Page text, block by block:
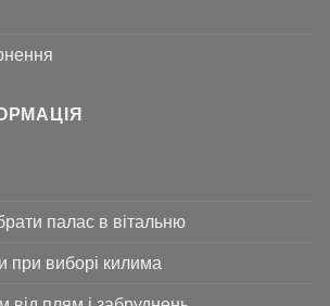
палас в вітальню
при виборі килима